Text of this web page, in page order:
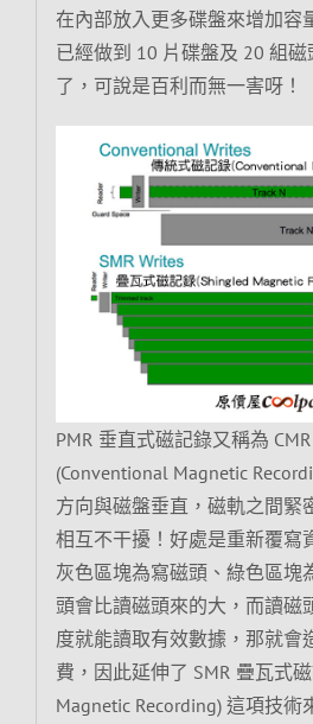
在內部放入更多碟盤來增加容
已經做到 10 片碟盤及 20 組磁
了，可說是百利而無一害呀！
PMR 垂直式磁記錄又稱為
(Conventional Magnetic
方向與磁盤垂直，磁軌之間緊
相互不干擾！好處是重新覆寫
灰色區塊為寫磁頭、綠色區塊
頭會比讀磁頭來的大，而讀磁
度就能讀取有效數據，那就會
費，因此延伸了 SMR 疊瓦式
Magnetic Recording) 這項技